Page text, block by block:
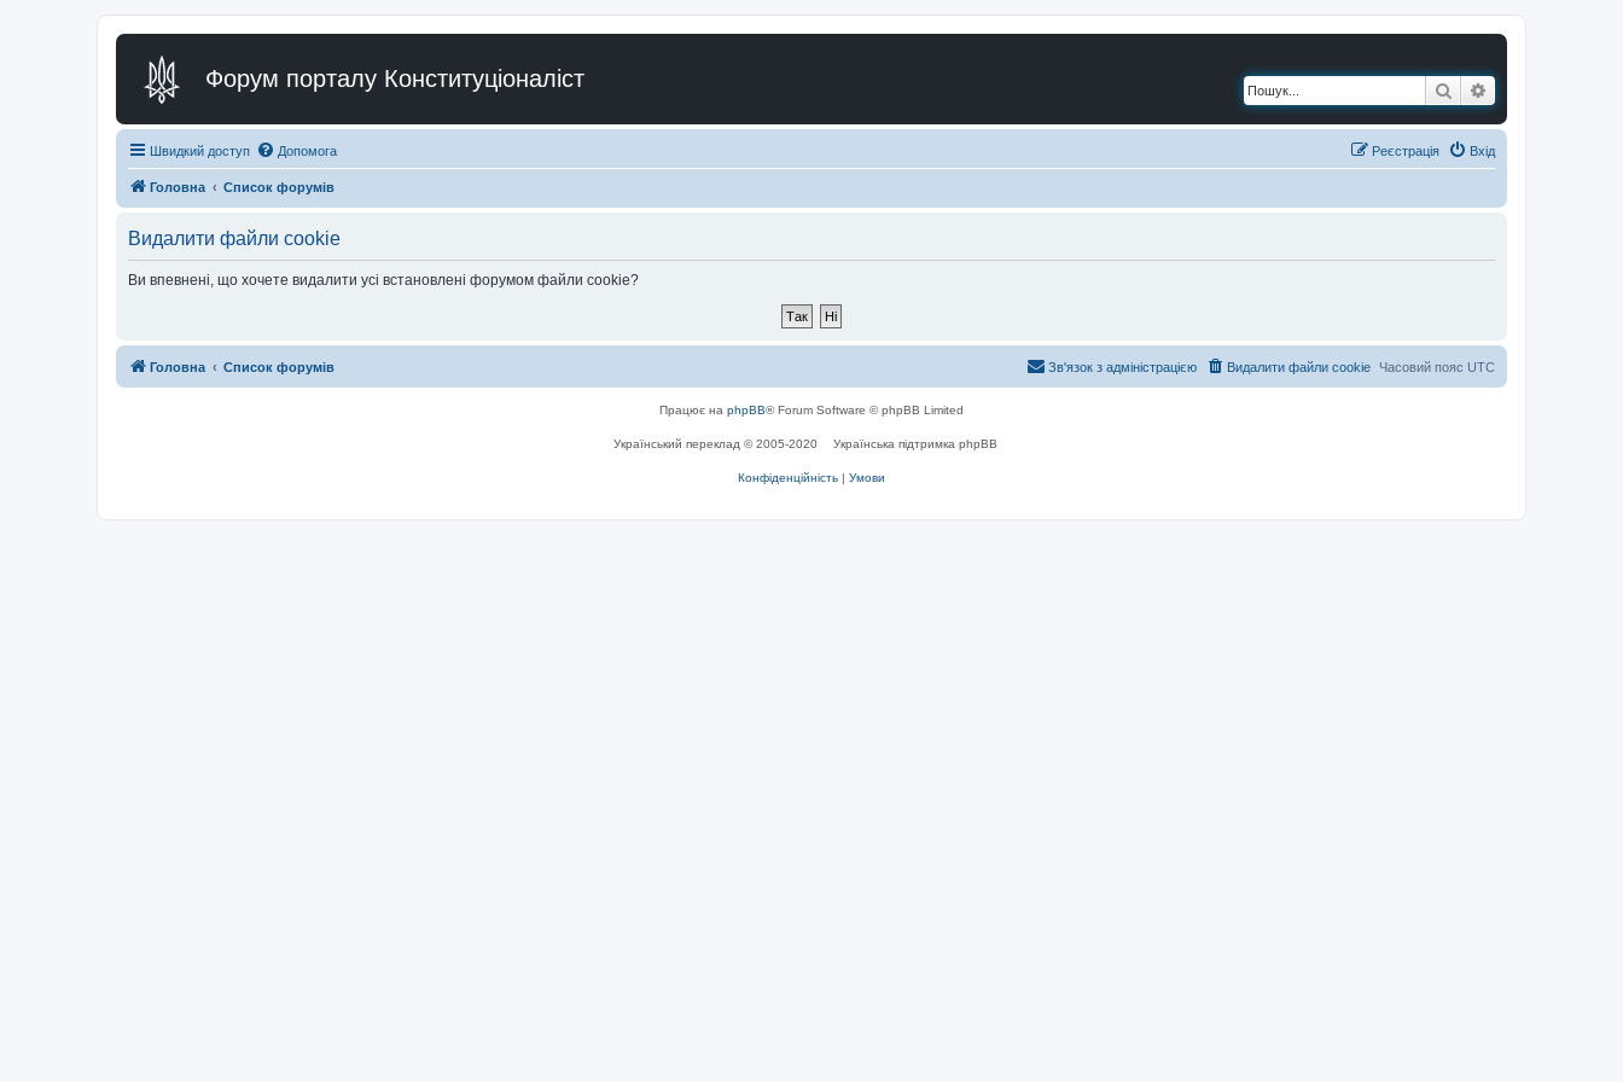
Форум порталу Конституціоналіст Пошук
Швидкий доступ Допомога Вхід
Реєстрація
Головна Список форумів
Видалити файли cookie
Ви впевнені, що хочете видалити усі встановлені форумом файли cookie?
Головна Список форумів Часовий пояс UTC
Видалити файли cookie
Зв'язок з адміністрацією
Працює на phpBB® Forum Software © phpBB Limited
Український переклад © 2005-2020 Українська підтримка phpBB
Конфіденційність | Умови